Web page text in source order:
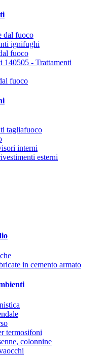
dal fuoco
ignifughi
fuoco
140505 - Trattamenti
fuoco
tagliafuoco
interni
esterni
in cemento armato
termosifoni
colonnine